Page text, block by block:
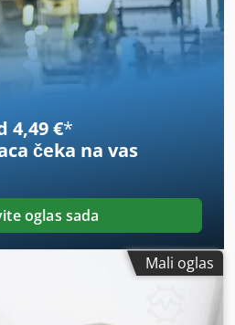
4,49 €*
čeka na vas
oglas sada
Mali oglas